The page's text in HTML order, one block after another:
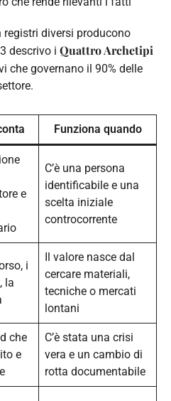
diversi producono
descrivo i Quattro Archetipi
che governano il 90% delle
Funziona quando
e
C’è una persona
identificabile e una
scelta iniziale
controcorrente
i
la
Il valore nasce dal
cercare materiali,
tecniche o mercati
lontani
che
e
C’è stata una crisi
vera e un cambio di
rotta documentabile